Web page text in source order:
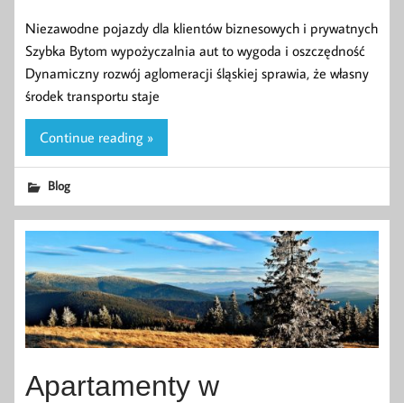
Niezawodne pojazdy dla klientów biznesowych i prywatnych
Szybka Bytom wypożyczalnia aut to wygoda i oszczędność
Dynamiczny rozwój aglomeracji śląskiej sprawia, że własny
środek transportu staje
Continue reading »
Blog
Apartamenty w